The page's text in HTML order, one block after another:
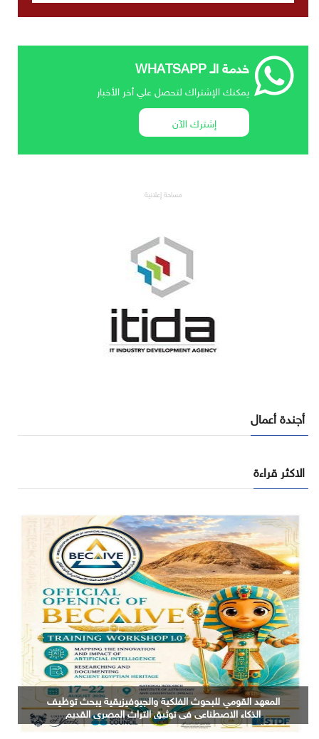
خدمة الـ WHATSAPP
يمكنك الإشتراك لتحصل علي أخر الأخبار
إشترك الآن
مساحة إعلانية
أجندة أعمال
الاكثر قراءة
التعليم العالي: جامعة الدلتا التكنولوجية تحصد المركز الأول
في المؤتمر العلمي الدولي السادس للاتصالات بمشروع
يوظف الذكاء الاصطناعي لتطوير صناعة الكتان